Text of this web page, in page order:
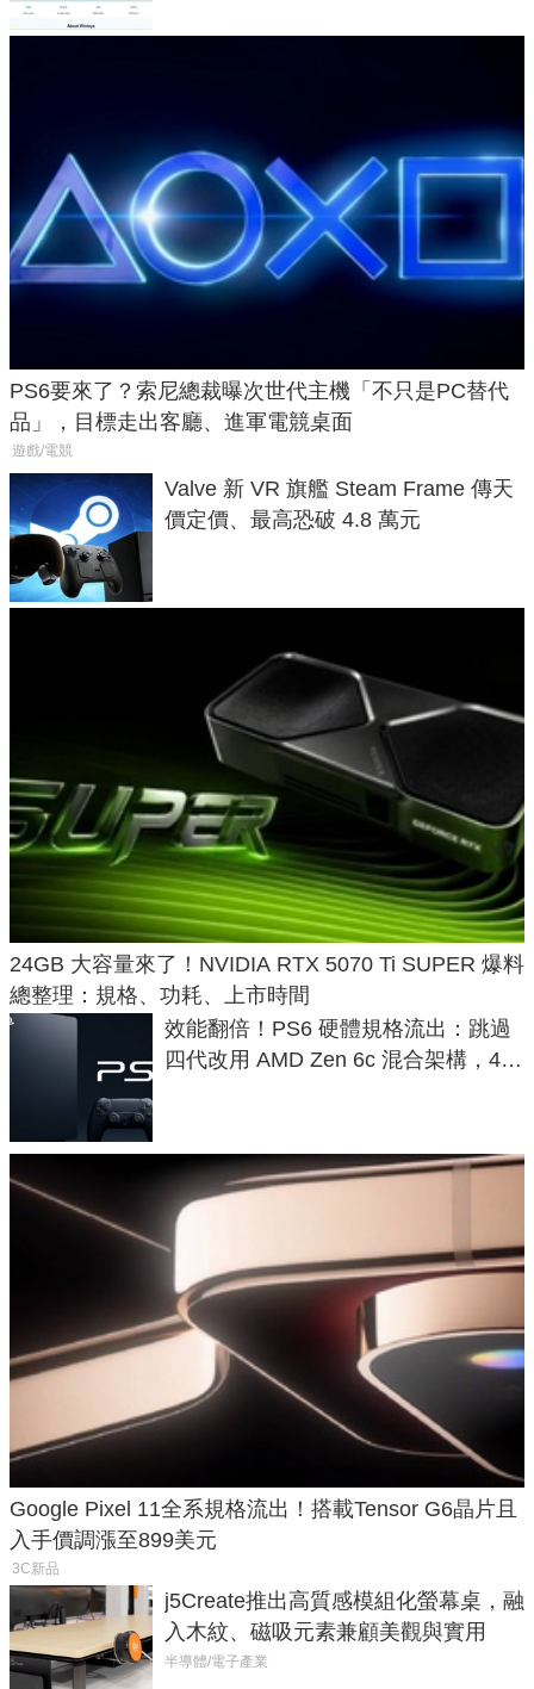
PS6要來了？索尼總裁曝次世代主機「不只是PC替代
品」，目標走出客廳、進軍電競桌面
遊戲/電競
Valve 新 VR 旗艦 Steam Frame 傳天
價定價、最高恐破 4.8 萬元
24GB 大容量來了！NVIDIA RTX 5070 Ti SUPER 爆料
總整理：規格、功耗、上市時間
效能翻倍！PS6 硬體規格流出：跳過
四代改用 AMD Zen 6c 混合架構，4K
Google Pixel 11全系規格流出！搭載Tensor G6晶片且
入手價調漲至899美元
3C新品
j5Create推出高質感模組化螢幕桌，融
入木紋、磁吸元素兼顧美觀與實用
半導體/電子產業